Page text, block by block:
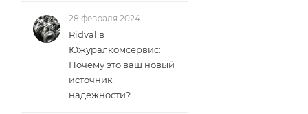
28 февраля 2024
Ridval в
Южуралкомсервис:
Почему это ваш новый
источник
надежности?